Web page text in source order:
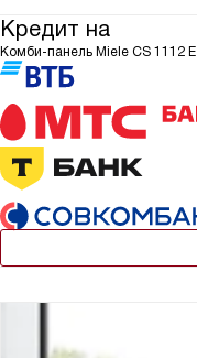
Кредит на
Комби-панель Miele CS 1112 E